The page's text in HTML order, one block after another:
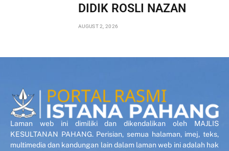
DIDIK ROSLI NAZAN
AUGUST 2, 2026
Laman web ini dimiliki dan dikendalikan oleh MAJLIS
KESULTANAN PAHANG. Perisian, semua halaman, imej, teks,
multimedia dan kandungan lain dalam laman web ini adalah hak